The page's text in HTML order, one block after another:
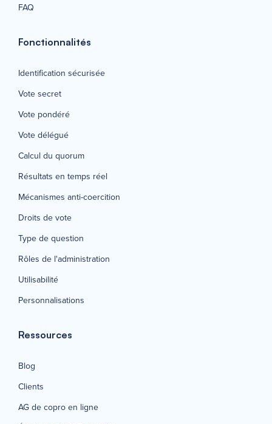
FAQ
Fonctionnalités
Identification sécurisée
Vote secret
Vote pondéré
Vote délégué
Calcul du quorum
Résultats en temps réel
Mécanismes anti-coercition
Droits de vote
Type de question
Rôles de l'administration
Utilisabilité
Personnalisations
Ressources
Blog
Clients
AG de copro en ligne